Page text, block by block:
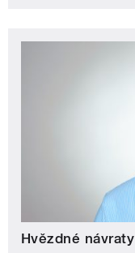
Hvězdné návraty